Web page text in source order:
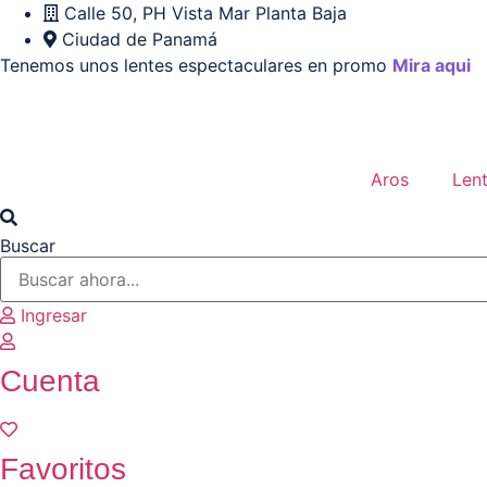
contenido
Calle 50, PH Vista Mar Planta Baja
Ciudad de Panamá
Tenemos unos lentes espectaculares en promo Mira aqui
Aros
Buscar
Ingresar
Cuenta
Favoritos